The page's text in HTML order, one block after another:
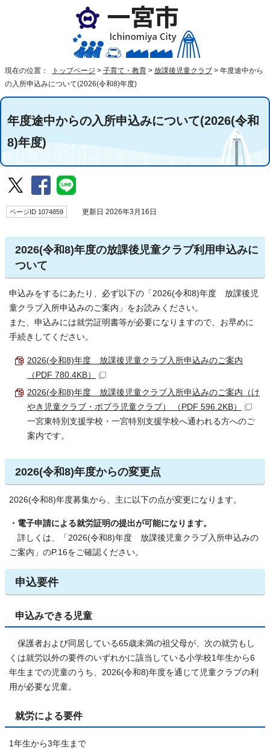
現在の位置： トップページ > 子育て・教育 > 放課後児童クラブ > 年度途中から
の入所申込みについて(2026(令和8)年度)
年度途中からの入所申込みについて(2026(令和
8)年度)
ページID 1074859 更新日 2026年3月16日
2026(令和8)年度の放課後児童クラブ利用申込みに
ついて
申込みをするにあたり、必ず以下の「2026(令和8)年度 放課後児
童クラブ入所申込みのご案内」をお読みください。
また、申込みには就労証明書等が必要になりますので、お早めに
手続きしてください。
2026(令和8)年度 放課後児童クラブ入所申込みのご案内
（PDF 780.4KB）
2026(令和8)年度 放課後児童クラブ入所申込みのご案内（け
やき児童クラブ・ポプラ児童クラブ） （PDF 596.2KB）
一宮東特別支援学校・一宮特別支援学校へ通われる方へのご
案内です。
2026(令和8)年度からの変更点
2026(令和8)年度募集から、主に以下の点が変更になります。
・電子申請による就労証明の提出が可能になります。
詳しくは、「2026(令和8)年度 放課後児童クラブ入所申込みの
ご案内」のP.16をご確認ください。
申込要件
申込みできる児童
保護者および同居している65歳未満の祖父母が、次の就労もし
くは就労以外の要件のいずれかに該当している小学校1年生から6
年生までの児童のうち、2026(令和8)年度を通じて児童クラブの利
用が必要な児童。
就労による要件
1年生から3年生まで